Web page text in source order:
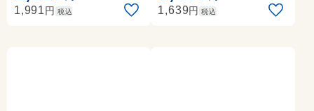
1,991円 税込 1,639円 税込